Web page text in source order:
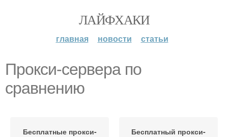
ЛАЙФХАКИ
главная новости статьи
Прокси-сервера по
сравнению
Бесплатные прокси-
Бесплатный прокси-